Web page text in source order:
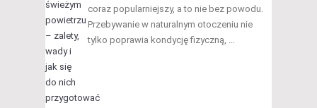
coraz popularniejszy, a to nie bez powodu.
Przebywanie w naturalnym otoczeniu nie
tylko poprawia kondycję fizyczną, …